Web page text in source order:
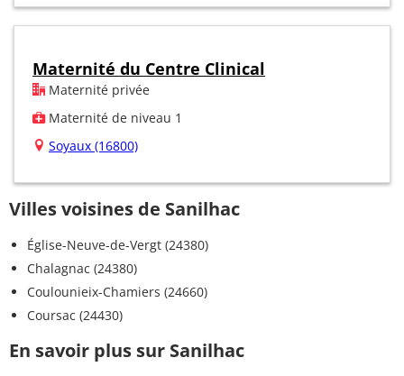
Maternité du Centre Clinical
Maternité privée
Maternité de niveau 1
Soyaux (16800)
Villes voisines de Sanilhac
Église-Neuve-de-Vergt (24380)
Chalagnac (24380)
Coulounieix-Chamiers (24660)
Coursac (24430)
En savoir plus sur Sanilhac